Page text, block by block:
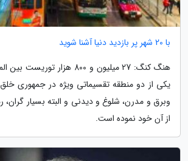
با 20 شهر پر بازدید دنیا آشنا شوید
هنگ کنگ: 27 میلیون و 800 هزار
یکی از دو منطقه تقسیماتی ویژه در جمهوری
وبرق و مدرن، شلوغ و دیدنی و البته بسیار گران،
از آن خود نموده است.